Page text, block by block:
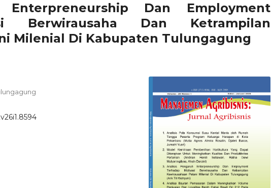
Dan Employment
Berwirausaha Dan Ketrampilan
Milenial Di Kabupaten Tulungagung